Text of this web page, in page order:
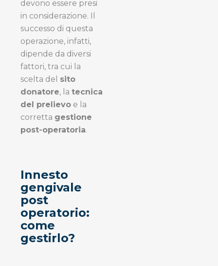
devono essere presi
in considerazione. Il
successo di questa
operazione, infatti,
dipende da diversi
fattori, tra cui la
scelta del sito
donatore, la tecnica
del prelievo e la
corretta gestione
post-operatoria.
Innesto
gengivale
post
operatorio:
come
gestirlo?